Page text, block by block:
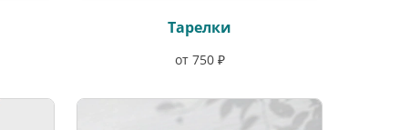
Тарелки
от 750 ₽